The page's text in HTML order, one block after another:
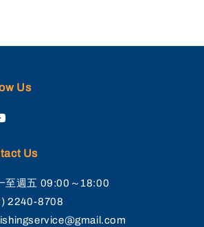
Us
Us
至週五 09:00～18:00
2240-8708